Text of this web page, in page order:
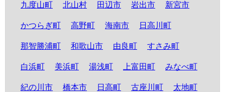
九度山町
北山村 田辺市 岩出市 新宮市
かつらぎ町 高野町 海南市 日高川町
那智勝浦町 和歌山市 由良町 すさみ町
白浜町 美浜町 湯浅町 上富田町 みなべ町
紀の川市 橋本市 日高町 古座川町 太地町